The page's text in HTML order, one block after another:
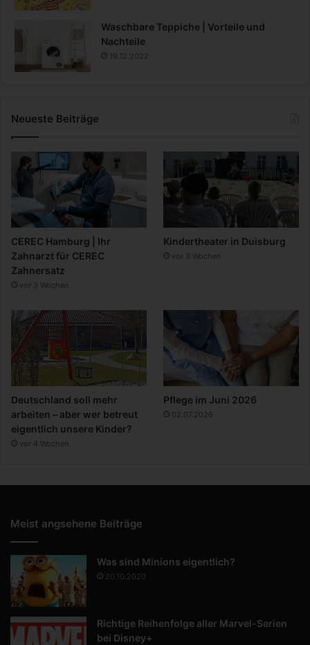
Waschbare Teppiche | Vorteile und
Nachteile
19.12.2022
Neueste Beiträge
CEREC Hamburg | Ihr
Zahnarzt für CEREC
Zahnersatz
vor 3 Wochen
Kindertheater in Duisburg
vor 3 Wochen
Deutschland soll mehr
arbeiten – aber wer betreut
eigentlich unsere Kinder?
vor 4 Wochen
Pflege im Juni 2026
02.07.2026
Meist angsehene Beiträge
Was sind Minions eigentlich?
20.10.2020
Richtige Reihenfolge aller Marvel-Serien
bei Disney+